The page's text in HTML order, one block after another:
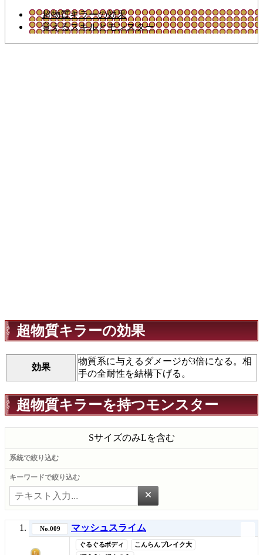
超物質キラーの効果
覚えるスキルとモンスター
超物質キラーの効果
効果
物質系に与えるダメージが3倍になる。相
手の全耐性を結構下げる。
超物質キラーを持つモンスター
SサイズのみLを含む
系統で絞り込む
キーワードで絞り込む
×
No.009 マッシュスライム
L
ぐるぐるボディ
こんらんブレイク大